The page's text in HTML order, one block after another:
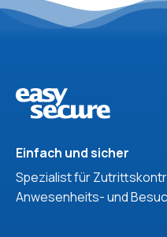
Einfach und sicher
Spezialist für
Anwesenheits- und